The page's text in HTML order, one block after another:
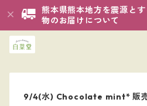
熊本県熊本地方を震源と
物のお届けについて
9/4(水) Chocolate mint* 販